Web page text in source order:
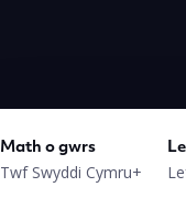
Math o gwrs
Twf Swyddi Cymru+